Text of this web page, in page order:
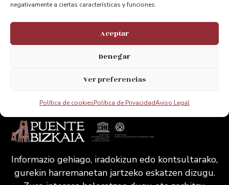
negativamente a ciertas características y funciones.
Aceptar
Denegar
Ver preferencias
Política de cookiesPolítica de PrivacidadAviso Legal
Acepto el Aviso legal de la web
Informazio gehiago, iradokizun edo kontsultarako,
gurekin harremanetan jartzeko eskatzen dizugu.